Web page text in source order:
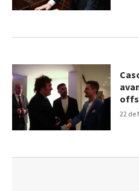
22 de